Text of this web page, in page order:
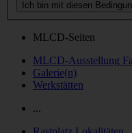
MLCD-Seiten
MLCD-Ausstellung
Galerie(n)
Werkstätten
...